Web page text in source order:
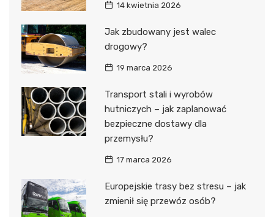
14 kwietnia 2026
Jak zbudowany jest walec
drogowy?
19 marca 2026
Transport stali i wyrobów
hutniczych – jak zaplanować
bezpieczne dostawy dla
przemysłu?
17 marca 2026
Europejskie trasy bez stresu – jak
zmienił się przewóz osób?